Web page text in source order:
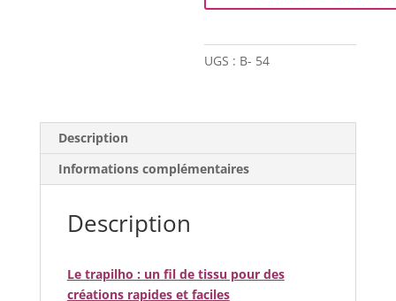
Trapilho
10
-
Noir
UGS : B- 54
Description
Informations complémentaires
Description
Le trapilho : un fil de tissu pour des
créations rapides et faciles